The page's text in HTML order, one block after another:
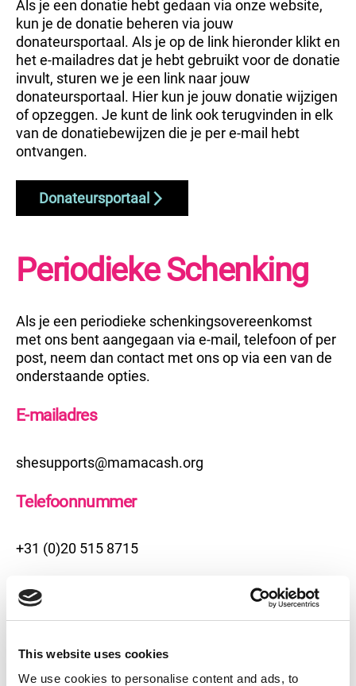
This website uses cookies
We use cookies to personalise content and ads, to
Als je een donatie hebt gedaan via onze website,
kun je de donatie beheren via jouw
donateursportaal. Als je op de link hieronder klikt en
het e-mailadres dat je hebt gebruikt voor de donatie
invult, sturen we je een link naar jouw
donateursportaal. Hier kun je jouw donatie wijzigen
of opzeggen. Je kunt de link ook terugvinden in elk
van de donatiebewijzen die je per e-mail hebt
ontvangen.
Donateursportaal
Periodieke Schenking
Als je een periodieke schenkingsovereenkomst
met ons bent aangegaan via e-mail, telefoon of per
post, neem dan contact met ons op via een van de
onderstaande opties.
E-mailadres
shesupports@mamacash.org
Telefoonnummer
+31 (0)20 515 8715
Postadres
1001 ND Amsterdam
Nederland